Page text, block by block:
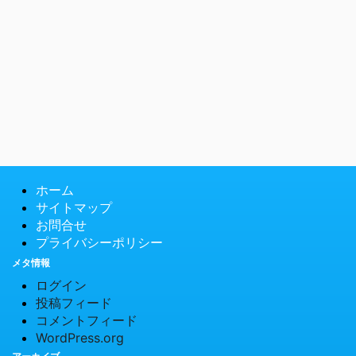
ホーム
サイトマップ
お問合せ
プライバシーポリシー
メタ情報
ログイン
投稿フィード
コメントフィード
WordPress.org